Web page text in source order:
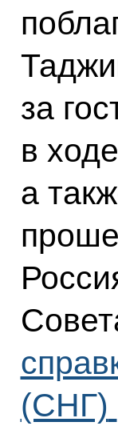
за
в
а
(СНГ)